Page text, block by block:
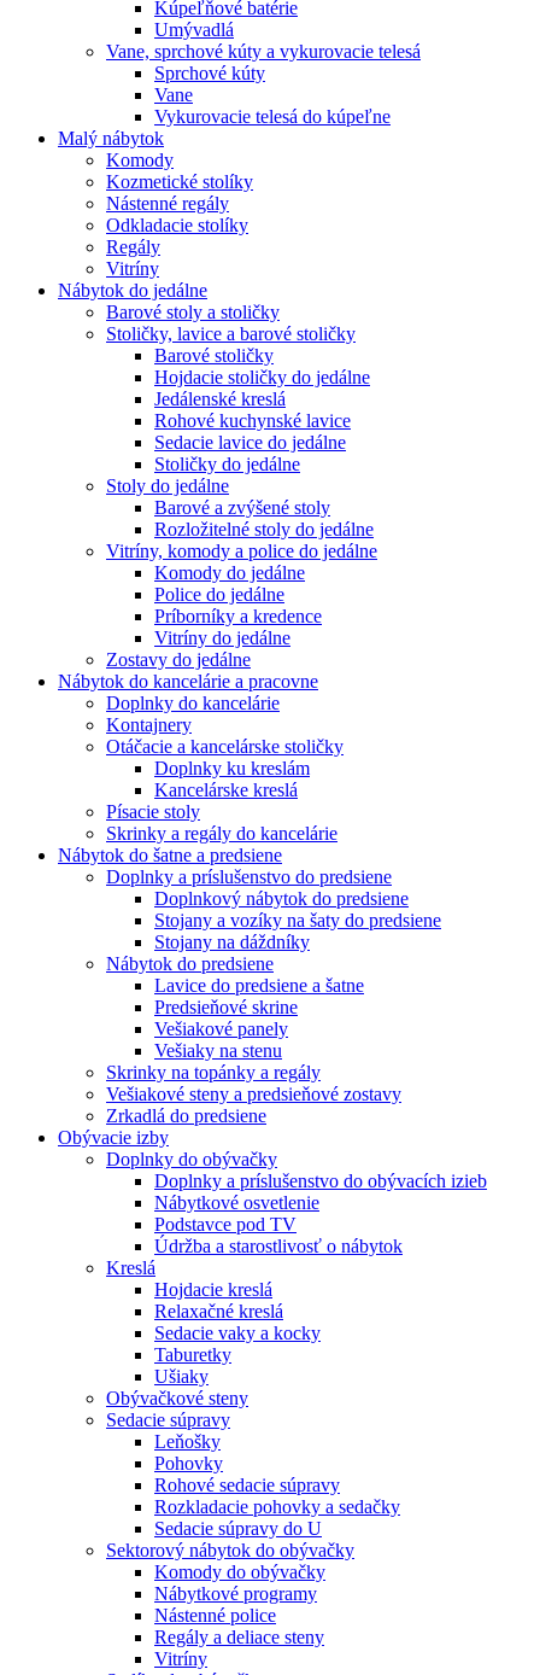
Kúpeľňové batérie
Umývadlá
Vane, sprchové kúty a vykurovacie telesá
Sprchové kúty
Vane
Vykurovacie telesá do kúpeľne
Malý nábytok
Komody
Kozmetické stolíky
Nástenné regály
Odkladacie stolíky
Regály
Vitríny
Nábytok do jedálne
Barové stoly a stoličky
Stoličky, lavice a barové stoličky
Barové stoličky
Hojdacie stoličky do jedálne
Jedálenské kreslá
Rohové kuchynské lavice
Sedacie lavice do jedálne
Stoličky do jedálne
Stoly do jedálne
Barové a zvýšené stoly
Rozložitelné stoly do jedálne
Vitríny, komody a police do jedálne
Komody do jedálne
Police do jedálne
Príborníky a kredence
Vitríny do jedálne
Zostavy do jedálne
Nábytok do kancelárie a pracovne
Doplnky do kancelárie
Kontajnery
Otáčacie a kancelárske stoličky
Doplnky ku kreslám
Kancelárske kreslá
Písacie stoly
Skrinky a regály do kancelárie
Nábytok do šatne a predsiene
Doplnky a príslušenstvo do predsiene
Doplnkový nábytok do predsiene
Stojany a vozíky na šaty do predsiene
Stojany na dáždníky
Nábytok do predsiene
Lavice do predsiene a šatne
Predsieňové skrine
Vešiakové panely
Vešiaky na stenu
Skrinky na topánky a regály
Vešiakové steny a predsieňové zostavy
Zrkadlá do predsiene
Obývacie izby
Doplnky do obývačky
Doplnky a príslušenstvo do obývacích izieb
Nábytkové osvetlenie
Podstavce pod TV
Údržba a starostlivosť o nábytok
Kreslá
Hojdacie kreslá
Relaxačné kreslá
Sedacie vaky a kocky
Taburetky
Ušiaky
Obývačkové steny
Sedacie súpravy
Leňošky
Pohovky
Rohové sedacie súpravy
Rozkladacie pohovky a sedačky
Sedacie súpravy do U
Sektorový nábytok do obývačky
Komody do obývačky
Nábytkové programy
Nástenné police
Regály a deliace steny
Vitríny